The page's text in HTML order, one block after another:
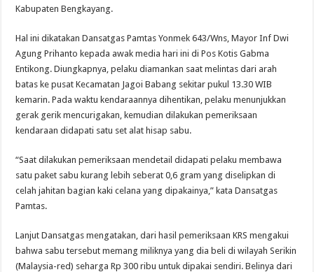
Kabupaten Bengkayang.
Hal ini dikatakan Dansatgas Pamtas Yonmek 643/Wns, Mayor Inf Dwi
Agung Prihanto kepada awak media hari ini di Pos Kotis Gabma
Entikong. Diungkapnya, pelaku diamankan saat melintas dari arah
batas ke pusat Kecamatan Jagoi Babang sekitar pukul 13.30 WIB
kemarin. Pada waktu kendaraannya dihentikan, pelaku menunjukkan
gerak gerik mencurigakan, kemudian dilakukan pemeriksaan
kendaraan didapati satu set alat hisap sabu.
“Saat dilakukan pemeriksaan mendetail didapati pelaku membawa
satu paket sabu kurang lebih seberat 0,6 gram yang diselipkan di
celah jahitan bagian kaki celana yang dipakainya,” kata Dansatgas
Pamtas.
Lanjut Dansatgas mengatakan, dari hasil pemeriksaan KRS mengakui
bahwa sabu tersebut memang miliknya yang dia beli di wilayah Serikin
(Malaysia-red) seharga Rp 300 ribu untuk dipakai sendiri. Belinya dari